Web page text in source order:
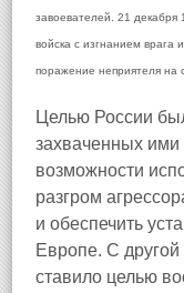
завоевателей. 21 декабря
войска с изгнанием врага
поражение неприятеля на
Целью России
захваченных
возможности
разгром
и обеспечить
Европе. С другой
ставило целью